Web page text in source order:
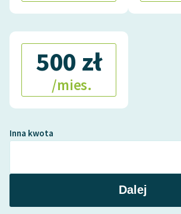
500 zł
/mies.
Inna kwota
Dalej